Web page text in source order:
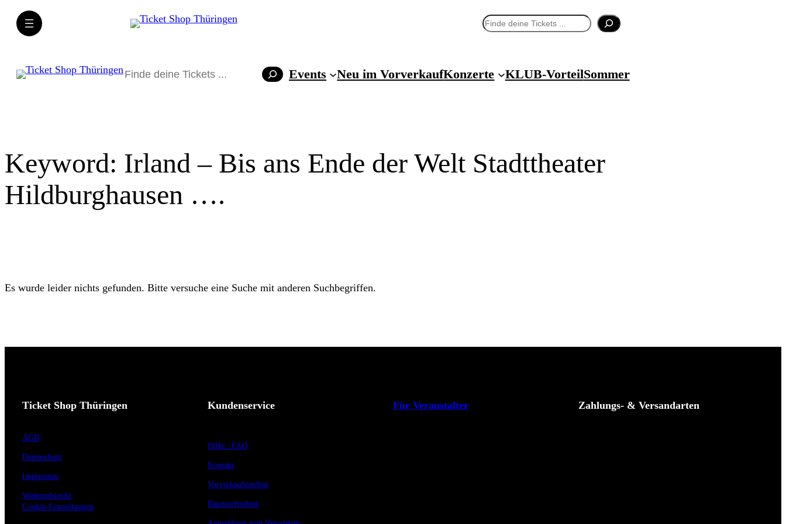
Direkt
zum
Suchen
Suchen Events Neu im VorverkaufKonzerte KLUB-VorteilSommer
Keyword: Irland – Bis ans Ende der Welt Stadttheater
Hildburghausen ….
Es wurde leider nichts gefunden. Bitte versuche eine Suche mit anderen Suchbegriffen.
Ticket Shop Thüringen
AGB
Datenschutz
Impressum
Widerrufsrecht
Cookie-Einstellungen
Kundenservice
Hilfe / FAQ
Kontakt
Vorverkaufsstellen
Barrierefreiheit
Für Veranstalter Zahlungs- & Versandarten